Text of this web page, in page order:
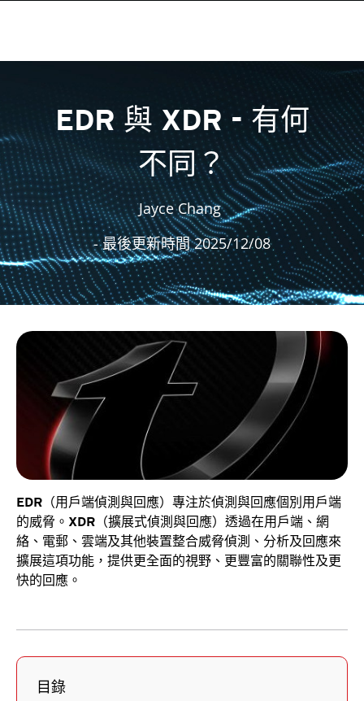
EDR 與 XDR - 有何
不同？
Jayce Chang
- 最後更新時間 2025/12/08
EDR（用戶端偵測與回應）專注於偵測與回應個別用戶端
的威脅。XDR（擴展式偵測與回應）透過在用戶端、網
絡、電郵、雲端及其他裝置整合威脅偵測、分析及回應來
擴展這項功能，提供更全面的視野、更豐富的關聯性及更
快的回應。
目錄